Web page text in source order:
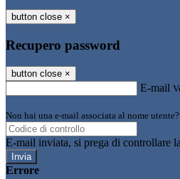
button close ×
Recupero password
button close ×
E-mail
Non hai una e-mail associata al nome
E-mail inviata, si prega di controllare
Errore